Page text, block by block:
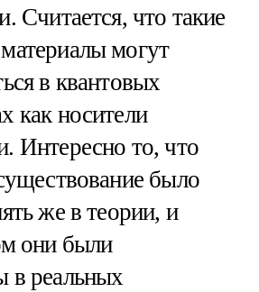
Считается, что такие
могут
в квантовых
как носители
Интересно то, что
было
же в теории, и
они были
в реальных